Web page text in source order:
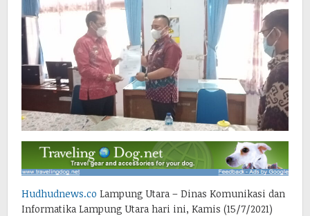
Hudhudnews.co Lampung Utara – Dinas Komunikasi dan
Informatika Lampung Utara hari ini, Kamis (15/7/2021)